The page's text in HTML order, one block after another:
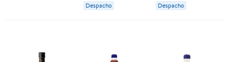
Despacho Despacho